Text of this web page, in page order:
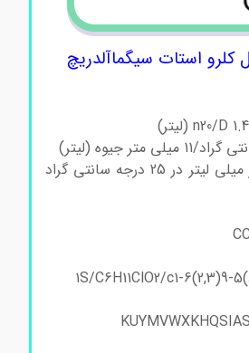
استات سیگماآلدریچ
تراکم: 1.053 گرم در میلی لیتر در 25 درجه سانتی گراد
1S/C6H11ClO2/c1-
ترت بوتیل